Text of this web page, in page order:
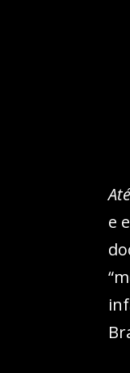
e